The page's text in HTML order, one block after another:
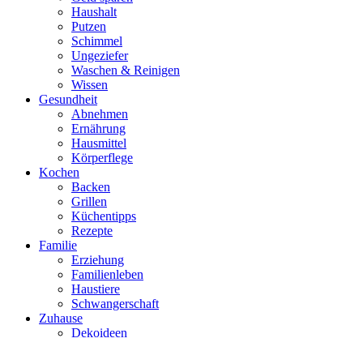
Haushalt
Putzen
Schimmel
Ungeziefer
Waschen & Reinigen
Wissen
Gesundheit
Abnehmen
Ernährung
Hausmittel
Körperflege
Kochen
Backen
Grillen
Küchentipps
Rezepte
Familie
Erziehung
Familienleben
Haustiere
Schwangerschaft
Zuhause
Dekoideen